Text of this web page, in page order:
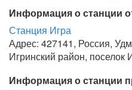
Информация о станции
Станция Игра
Адрес: 427141, Россия,
Игринский район,
Информация о станции